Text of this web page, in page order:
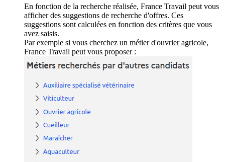
En fonction de la recherche réalisée, France Travail peut vous
afficher des suggestions de recherche d'offres. Ces
suggestions sont calculées en fonction des critères que vous
avez saisis.
Par exemple si vous cherchez un métier d'ouvrier agricole,
France Travail peut vous proposer :